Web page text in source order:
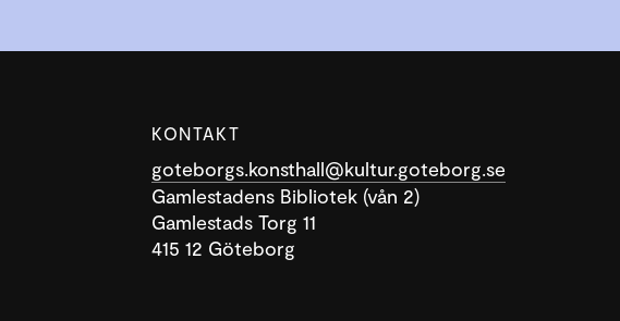
KONTAKT
goteborgs.konsthall@kultur.goteborg.se
Gamlestadens Bibliotek (vån 2)
Gamlestads Torg 11
415 12 Göteborg